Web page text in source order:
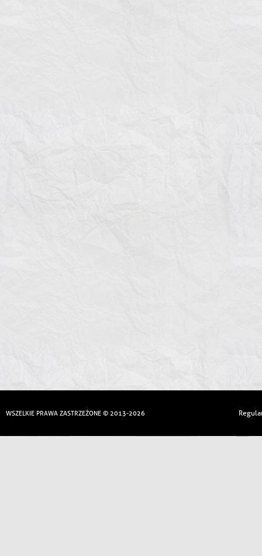
WSZELKIE PRAWA ZASTRZEŻONE © 2013-2026